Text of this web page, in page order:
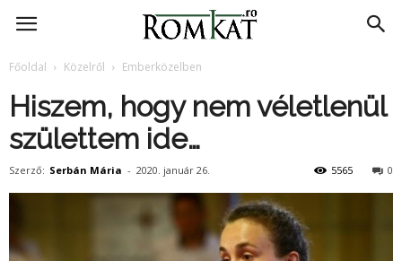
RomKat.ro
Főoldal Közelről Emberközelben
Hiszem, hogy nem véletlenül
születtem ide…
Szerző: Serbán Mária - 2020. január 26. 0
5565